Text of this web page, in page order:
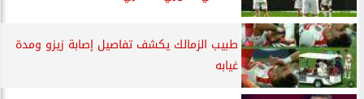
طبيب الزمالك يكشف تفاصيل إصابة زيزو ومدة
غيابه